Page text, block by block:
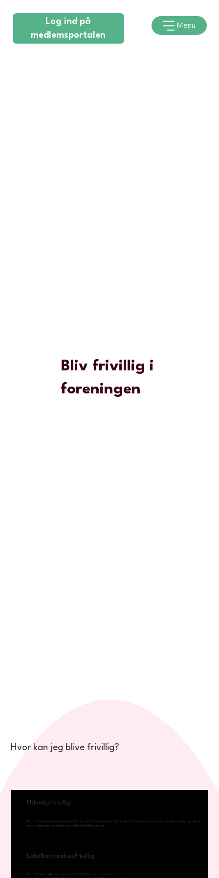
Log ind på
medlemsportalen
Menu
Bliv frivillig i
foreningen
Hvor kan jeg blive frivillig?
Udvalgsfrivillig
Vær med til at hjælpe foreningen indenfor det område du interesserer dig for. Autisme Ungdom har en masse forskellige udvalg, og nogle af
dem er tilgængelige for medlemmer udenfor hovedbestyrelsen.
Lokalbestyrelsesfrivillig
Vær med til at støtte unge med autisme tæt på livet, der hvor du bor.